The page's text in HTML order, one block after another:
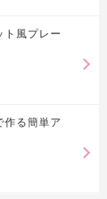
ト風プレー
作る簡単ア